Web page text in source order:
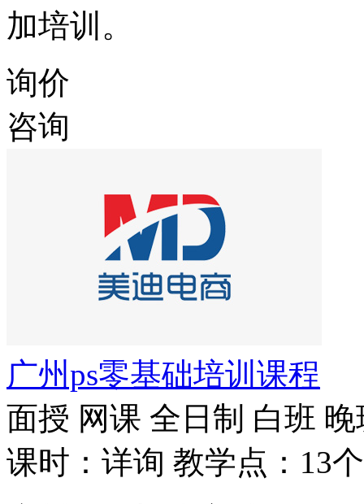
加培训。
询价
咨询
广州ps零基础培训课程
面授 网课 全日制 白班 晚
课时：详询 教学点：13个